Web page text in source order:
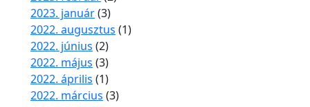
2023. január(3)
2022. augusztus (1)
2022. június (2)
2022. május (3)
2022. április (1)
2022. március (3)